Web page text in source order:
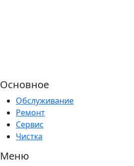
Основное
Обслуживание
Ремонт
Сервис
Чистка
Меню